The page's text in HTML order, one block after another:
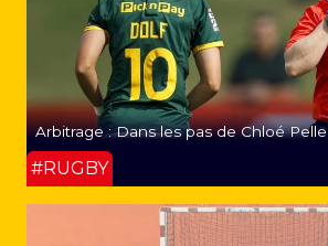
Arbitrage : Dans les pas de Chloé Pelle
#RUGBY